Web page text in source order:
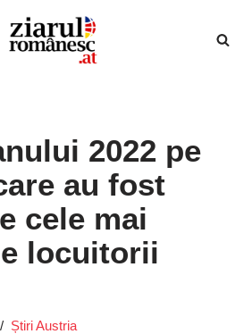
2022 pe
au fost
cele mai
locuitorii
Știri Austria